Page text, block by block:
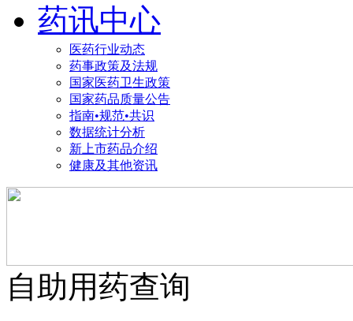
药讯中心
医药行业动态
药事政策及法规
国家医药卫生政策
国家药品质量公告
指南•规范•共识
数据统计分析
新上市药品介绍
健康及其他资讯
自助用药查询